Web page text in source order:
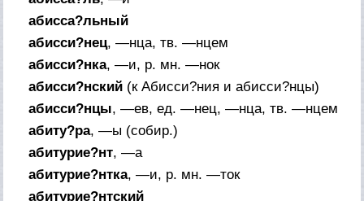
абисса?льный
абисси?нец, —нца,тв. —нцем
абисси?нка, —и, р. мн. —нок
абисси?нский (кАбисси?ния и абисси?нцы)
абисси?нцы, —ев,ед. —нец, —нца,тв. —нцем
абиту?ра, —ы (собир.)
абитурие?нт, —а
абитурие?нтка, —и, р. мн. —ток
абитурие?нтский